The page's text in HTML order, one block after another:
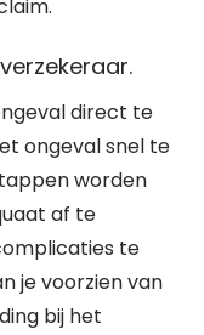
direct te
ongeval snel te
worden
af te
te
je voorzien van
bij het